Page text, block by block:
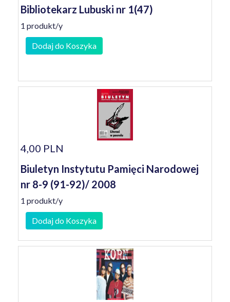
Bibliotekarz Lubuski nr 1(47)
1 produkt/y
Dodaj do Koszyka
4,00 PLN
Biuletyn Instytutu Pamięci Narodowej
nr 8-9 (91-92)/ 2008
1 produkt/y
Dodaj do Koszyka